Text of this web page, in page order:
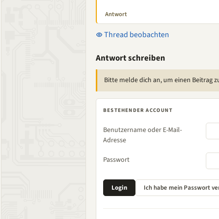
Antwort
Thread beobachten
Antwort schreiben
Bitte melde dich an, um einen Beitrag
BESTEHENDER ACCOUNT
Benutzername oder E-Mail-
Adresse
Passwort